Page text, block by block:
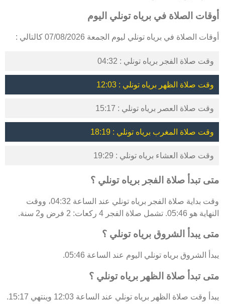
أوقات الصلاة في برياه تونلي اليوم
أوقات الصلاة في برياه تونلي ليوم الجمعة 07/08/2026 كالتالي :
وقت صلاة الفجر برياه تونلي : 04:32
وقت صلاة الظهر برياه تونلي : 12:03
وقت صلاة العصر برياه تونلي : 15:17
وقت صلاة المغرب برياه تونلي : 18:19
وقت صلاة العشاء برياه تونلي : 19:29
متى تبدأ صلاة الفجر برياه تونلي ؟
وقت بداية صلاة الفجر برياه تونلي عند الساعة 04:32، ووقت
النهاية هو 05:46. تشمل صلاة الفجر 4 ركعات: 2 فرض و2 سنة.
متى يبدأ الشروق برياه تونلي ؟
يبدأ الشروق برياه تونلي اليوم عند الساعة 05:46.
متى تبدأ صلاة الظهر برياه تونلي ؟
يبدأ وقت صلاة الظهر برياه تونلي عند الساعة 12:03 وينتهي 15:17.